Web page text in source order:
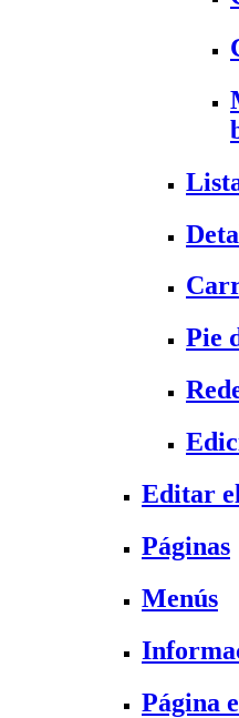
Pie
Editar
Páginas
Menús
Página